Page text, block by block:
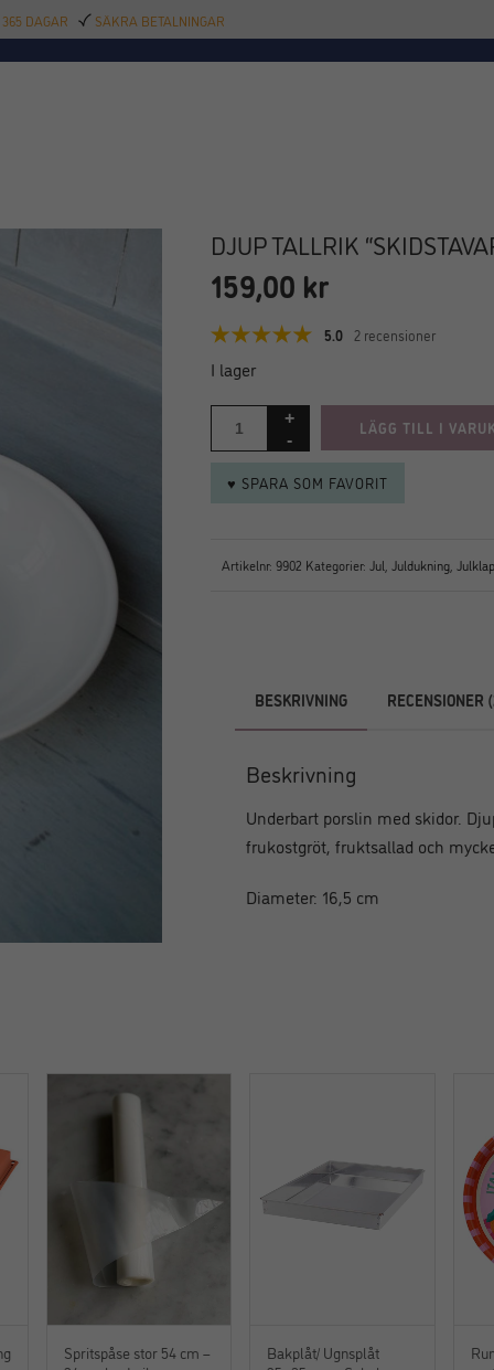
DAGAR SÄKRA BETALNINGAR
BAR DELIKATESSER
DJUP TALLRIK
159,00 kr
5.0 2 recensioner
I lager
LÄGG TILL I
♥ SPARA SOM FAVORIT
Artikelnr: 9902 Kategorier: Jul Juldukning
BESKRIVNING RECENSIONER
Beskrivning
Underbart porslin med skidor.
frukostgröt, fruktsallad och
Diameter: 16,5 cm
Spritspåse stor 54 cm –
Bakplåt/ Ugnsplåt